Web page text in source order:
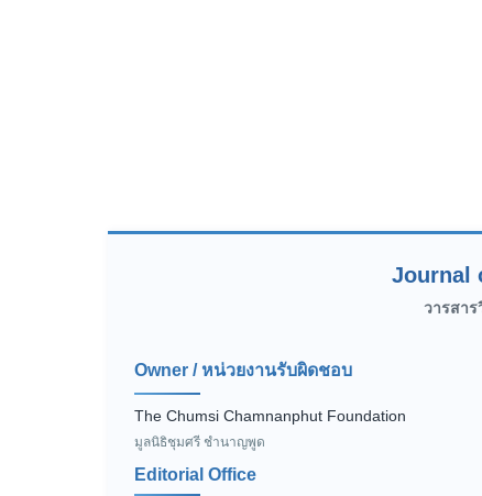
Journal
วารสา
Owner / หน่วยงานรับผิดชอบ
The Chumsi Chamnanphut Foundation
มูลนิธิชุมศรี ชำนาญพูด
Editorial Office